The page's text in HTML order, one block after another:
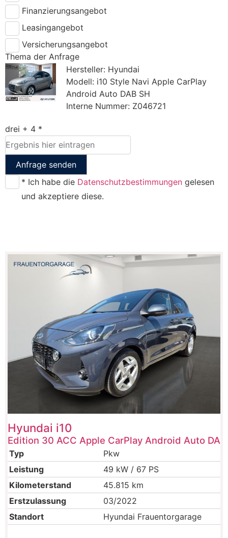
Finanzierungsangebot
Leasingangebot
Versicherungsangebot
Thema der Anfrage
Hersteller: Hyundai
Modell: i10 Style Navi Apple CarPlay
Android Auto DAB SH
Interne Nummer: Z046721
drei + 4 *
Anfrage senden
* Ich habe die Datenschutzbestimmungen gelesen
und akzeptiere diese.
Hyundai i10
Edition 30 ACC Apple CarPlay Android Auto DA
Typ
Pkw
Leistung
49 kW / 67 PS
Kilometerstand
45.815 km
Erstzulassung
03/2022
Standort
Hyundai Frauentorgarage